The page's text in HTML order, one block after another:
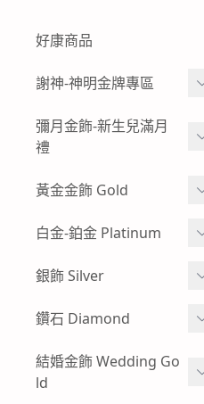
好康商品
謝神-神明金牌專區
雙面壓克力浮字款-神明金
牌
玻璃框、木框樣式-黃金神
明金牌
其他特殊樣式-黃金神明金
項鍊
彌月金飾-新生兒滿月
禮
彌月金飾 生肖
彌月金飾 手鍊
彌月金飾 項鍊
彌月金飾 禮盒
黃金金飾 Gold
蠶絲蠟線系列
黃金耳環
黃金金塊-黃金擺飾
白金-鉑金 Platinum
白金耳環
男生白金項鍊
白金手鍊-手環
銀飾 Silver
小朋友純銀手環
小朋友純銀手鍊
純銀墜飾
鑽石 Diamond
鑽石手鍊
鑽石戒指
結婚金飾 Wedding Go
ld